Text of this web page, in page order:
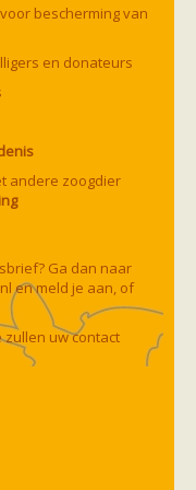
bescherming van
en donateurs
andere zoogdier
Ga dan naar
en meld je aan, of
zullen uw contact